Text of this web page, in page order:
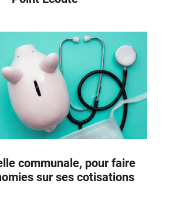
communale, pour faire
sur ses cotisations